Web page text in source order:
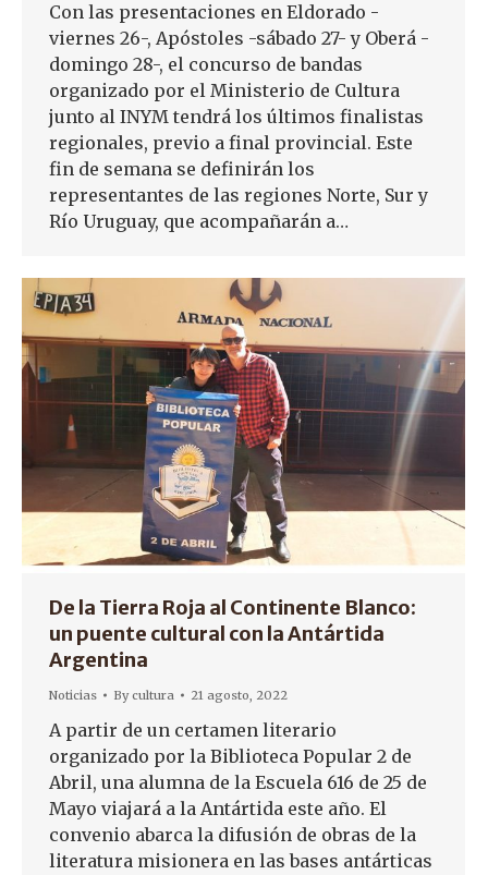
Con las presentaciones en Eldorado -
viernes 26-, Apóstoles -sábado 27- y Oberá -
domingo 28-, el concurso de bandas
organizado por el Ministerio de Cultura
junto al INYM tendrá los últimos finalistas
regionales, previo a final provincial. Este
fin de semana se definirán los
representantes de las regiones Norte, Sur y
Río Uruguay, que acompañarán a…
De la Tierra Roja al Continente Blanco:
un puente cultural con la Antártida
Argentina
Noticias Bycultura 21 agosto, 2022
A partir de un certamen literario
organizado por la Biblioteca Popular 2 de
Abril, una alumna de la Escuela 616 de 25 de
Mayo viajará a la Antártida este año. El
convenio abarca la difusión de obras de la
literatura misionera en las bases antárticas